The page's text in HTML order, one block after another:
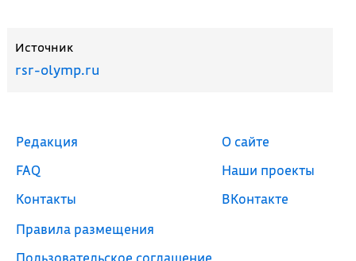
Источник
rsr-olymp.ru
Редакция
FAQ
Контакты
Правила размещения
Пользовательское соглашение
О сайте
Наши проекты
ВКонтакте